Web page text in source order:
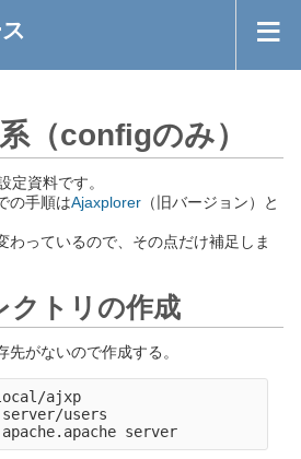
（configのみ）
定資料です。
の手順はAjaxplorer （旧バージョン）と
わっているので、その点だけ補足しま
クトリの作成
先がないので作成する。
ajxp
users